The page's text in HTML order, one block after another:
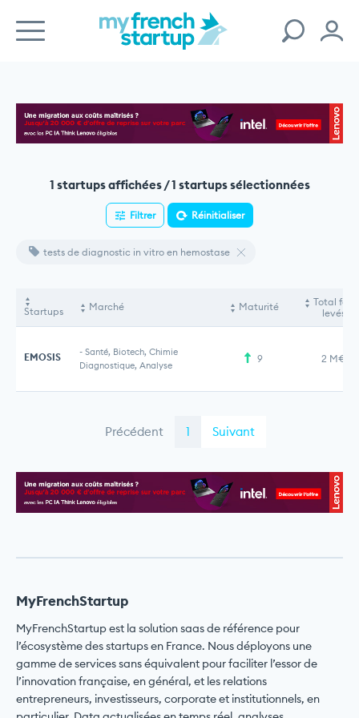
1 startups affichées / 1 startups sélectionnées
Filtrer Réinitialiser
tests de diagnostic in vitro en hemostase
Startups Marché Maturité
Total
levés
EMOSIS - Santé, Biotech, Chimie
Diagnostique, Analyse
9 2 M€
Précédent 1 Suivant
MyFrenchStartup
MyFrenchStartup est la solution saas de référence pour
l’écosystème des startups en France. Nous déployons une
gamme de services sans équivalent pour faciliter l’essor de
l’innovation française, en général, et les relations
entrepreneurs, investisseurs, corporate et institutionnels, en